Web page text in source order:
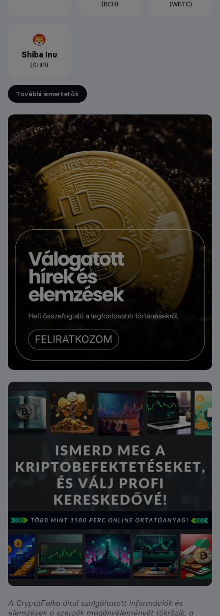
(BCH) (WBTC)
Shiba Inu
(SHIB)
További ismertetők
A CryptoFalka által szolgáltatott információk és
elemzések a szerzők magánvéleményét tükrözik, a